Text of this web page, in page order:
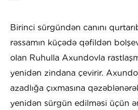
Birinci sürgündən canını
rəssamın küçədə qəfildən
olan Ruhulla Axundovla
yenidən zindana çevirir.
azadlığa çıxmasına
yenidən sürgün edilməsi üçün